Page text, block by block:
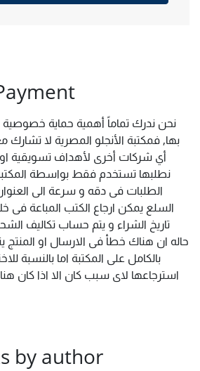
نحن ندرك تماماً أهمية حماية خصوصية
بها, فمكتبة الأنجلو المصرية لا
أي شركات أخرى لأهداف تسويقية او
نطلبها تستخدم فقط بواسطة
الطلبات فى دقه و سرعة الى
السلع يمكن ارجاع الكتب المباعة فى
تاريخ الشراء و يتم حساب تكاليف
حاله ان هناك خطأ فى الارسال او المنتج
بالكامل على المكتبة اما بالنسبة
استرجاعها لاى سبب كان الا اذا
by author